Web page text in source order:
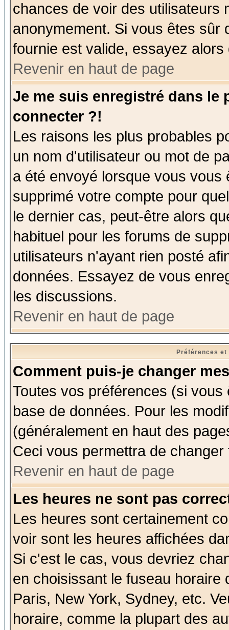
chances de voir des utilisateurs
anonymement. Si vous êtes sûr
fournie est valide, essayez
Revenir en haut de page
Je me suis enregistré dans le
connecter ?!
Les raisons les plus probables
un nom d'utilisateur ou mot de
a été envoyé lorsque vous
supprimé votre compte pour
le dernier cas, peut-être alors
habituel pour les forums de
utilisateurs n'ayant rien posté
données. Essayez de vous
les discussions.
Revenir en haut de page
Préférences
Comment puis-je changer
Toutes vos préférences (si
base de données. Pour les
(généralement en haut des
Ceci vous permettra de
Revenir en haut de page
Les heures ne sont pas
Les heures sont certainement
voir sont les heures affichées
Si c'est le cas, vous devriez
en choisissant le fuseau
Paris, New York, Sydney, etc.
horaire, comme la plupart des